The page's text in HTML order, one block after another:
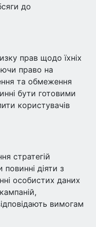
до
прав щодо їхніх
право на
та обмеження
бути готовими
користувачів
стратегій
діяти з
особистих даних
вимогам